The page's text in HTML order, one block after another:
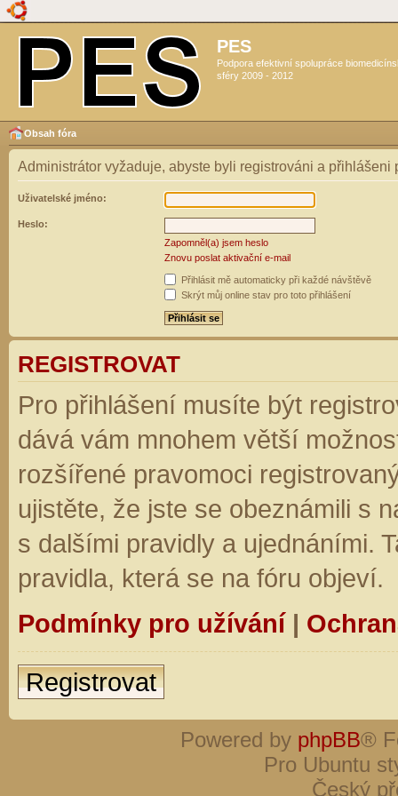
PES
Podpora efektivní spolupráce
sféry 2009 - 2012
Obsah fóra
Administrátor vyžaduje, abyste byli registrováni a přihlášeni
Uživatelské jméno:
Heslo:
Zapomněl(a) jsem heslo
Znovu poslat aktivační e-mail
Přihlásit mě automaticky při každé návštěvě
Skrýt můj online stav pro toto přihlášení
REGISTROVAT
Pro přihlášení musíte být
dává vám mnohem větší
rozšířené pravomoci
ujistěte, že jste se obeznámili s
s dalšími pravidly a ujednáními.
pravidla, která se na fóru objeví.
Podmínky pro užívání|
Registrovat
Powered by phpBB®
Pro Ubuntu
Český